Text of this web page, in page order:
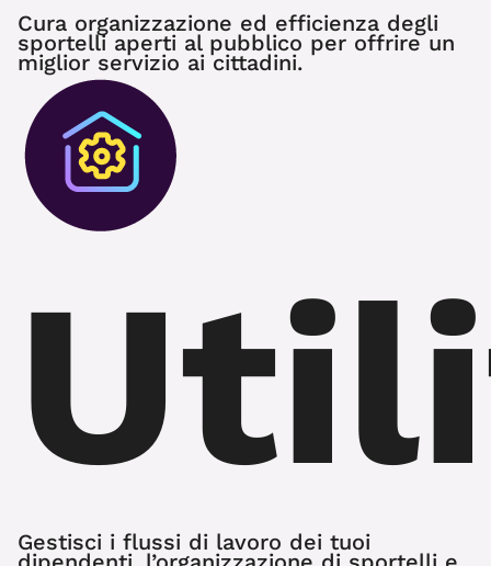
Cura organizzazione ed efficienza degli
sportelli aperti al pubblico per offrire un
miglior servizio ai cittadini.
Gestisci i flussi di lavoro dei tuoi